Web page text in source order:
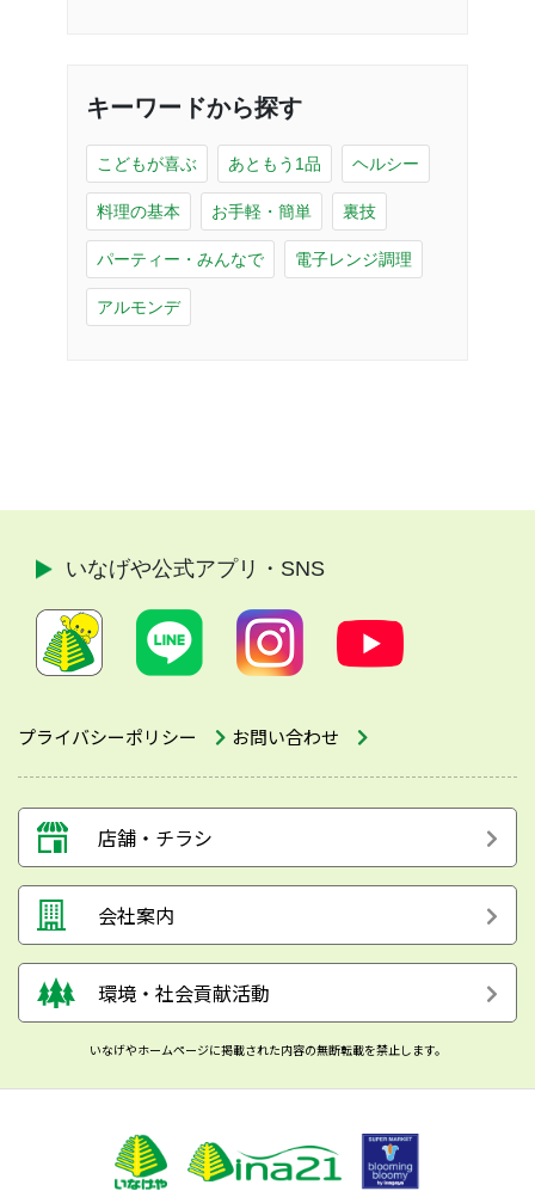
キーワードから探す
こどもが喜ぶ あともう1品 ヘルシー
料理の基本 お手軽・簡単 裏技
パーティー・みんなで 電子レンジ調理
アルモンデ
プライバシーポリシー お問い合わせ
いなげや公式アプリ・SNS
店舗・チラシ
会社案内
環境・社会貢献活動
いなげやホームページに掲載された内容の無断転載を禁止します。